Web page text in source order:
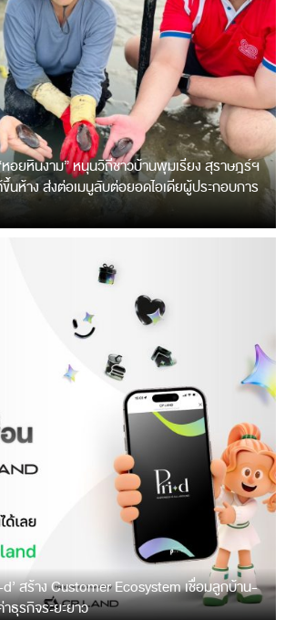
หอยหินงาม” หนุนวิถีชาวบ้านพุมเรียง สุราษฎร์ฯ
นห้าง ส่งต่อเมนูลับต่อยอดไอเดียผู้ประกอบการ
สร้าง Customer Ecosystem เชื่อมลูกบ้าน-
รกิจระยะยาว